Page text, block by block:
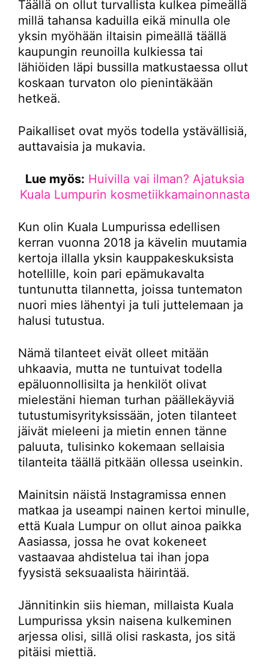
Täällä on ollut turvallista kulkea pimeällä
millä tahansa kaduilla eikä minulla ole
yksin myöhään iltaisin pimeällä täällä
kaupungin reunoilla kulkiessa tai
lähiöiden läpi bussilla matkustaessa ollut
koskaan turvaton olo pienintäkään
hetkeä.
Paikalliset ovat myös todella ystävällisiä,
auttavaisia ja mukavia.
Lue myös: Huivilla vai ilman? Ajatuksia
Kuala Lumpurin kosmetiikkamainonnasta
Kun olin Kuala Lumpurissa edellisen
kerran vuonna 2018 ja kävelin muutamia
kertoja illalla yksin kauppakeskuksista
hotellille, koin pari epämukavalta
tuntunutta tilannetta, joissa tuntematon
nuori mies lähentyi ja tuli juttelemaan ja
halusi tutustua.
Nämä tilanteet eivät olleet mitään
uhkaavia, mutta ne tuntuivat todella
epäluonnollisilta ja henkilöt olivat
mielestäni hieman turhan päällekäyviä
tutustumisyrityksissään, joten tilanteet
jäivät mieleeni ja mietin ennen tänne
paluuta, tulisinko kokemaan sellaisia
tilanteita täällä pitkään ollessa useinkin.
Mainitsin näistä Instagramissa ennen
matkaa ja useampi nainen kertoi minulle,
että Kuala Lumpur on ollut ainoa paikka
Aasiassa, jossa he ovat kokeneet
vastaavaa ahdistelua tai ihan jopa
fyysistä seksuaalista häirintää.
Jännitinkin siis hieman, millaista Kuala
Lumpurissa yksin naisena kulkeminen
arjessa olisi, sillä olisi raskasta, jos sitä
pitäisi miettiä.